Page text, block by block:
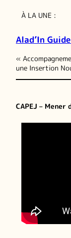
À LA UNE :
Alad’In
«
une Insertion
CAPEJ –